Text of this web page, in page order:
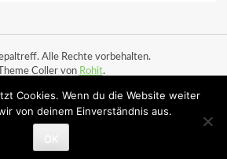
Alle Rechte vorbehalten.
Theme Coller von Rohit.
Impressum Ortsbesuche
Cookies. Wenn du die Website weiter
von deinem Einverständnis aus.